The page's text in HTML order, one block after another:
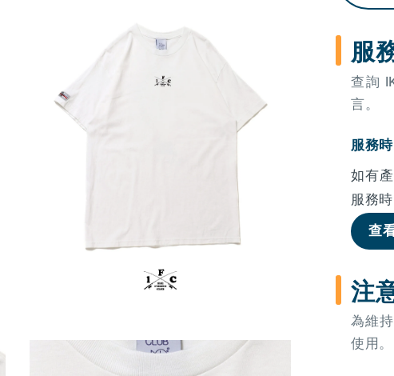
服
查詢
言。
服務
如有
服務
查
注
為維
使用。